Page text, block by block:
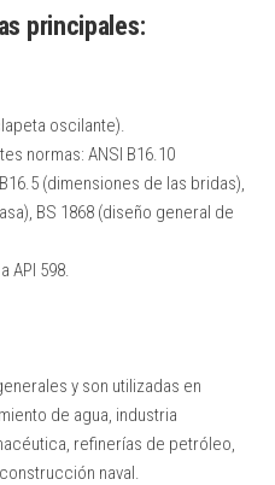
principales:
oscilante).
normas: ANSI B16.10
(dimensiones de las bridas),
BS 1868 (diseño general de
API 598.
y son utilizadas en
de agua, industria
refinerías de petróleo,
naval.